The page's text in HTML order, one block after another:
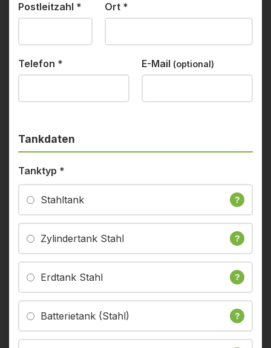
Postleitzahl * Ort *
Telefon * E-Mail (optional)
Tankdaten
Tanktyp *
Stahltank ?
Zylindertank Stahl ?
Erdtank Stahl ?
Batterietank (Stahl) ?